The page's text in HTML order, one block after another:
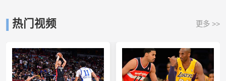
热门视频 更多 >>